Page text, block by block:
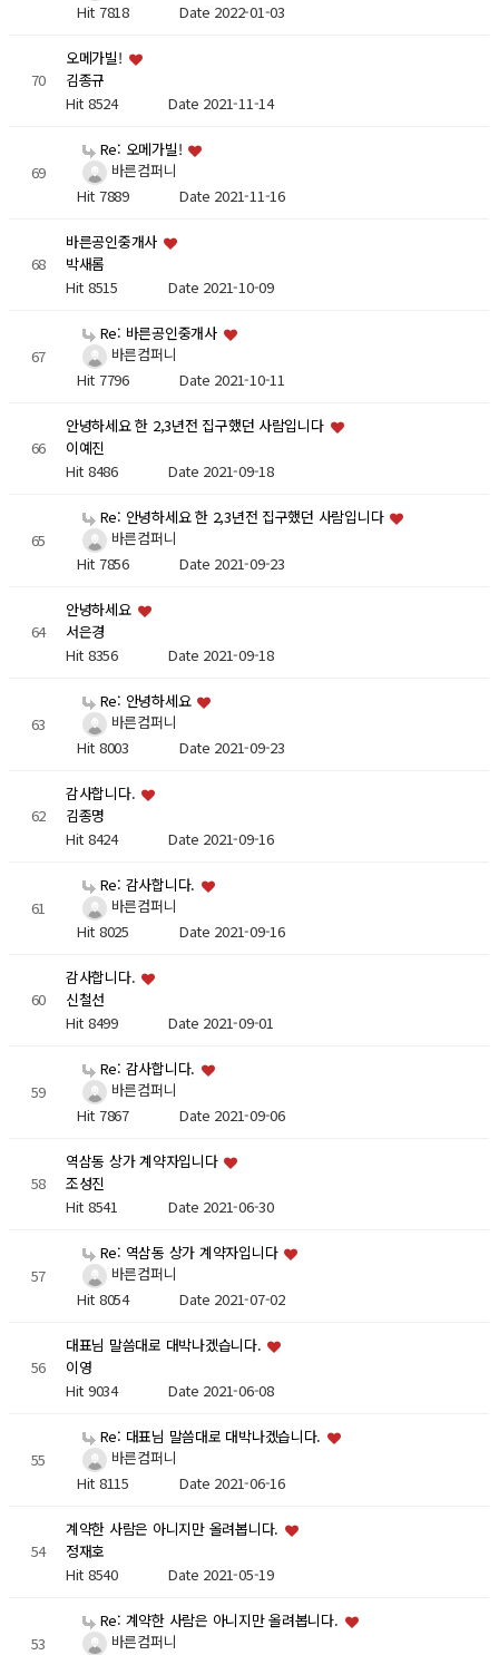
Hit 7818 Date 2022-01-03
70
오메가빌!
김종규
Hit 8524 Date 2021-11-14
69
Re: 오메가빌!
바른컴퍼니
Hit 7889 Date 2021-11-16
68
바른공인중개사
박새롬
Hit 8515 Date 2021-10-09
67
Re: 바른공인중개사
바른컴퍼니
Hit 7796 Date 2021-10-11
66
안녕하세요 한 2,3년전 집구했던 사람입니다
이예진
Hit 8486 Date 2021-09-18
65
Re: 안녕하세요 한 2,3년전 집구했던 사람입니다
바른컴퍼니
Hit 7856 Date 2021-09-23
64
안녕하세요
서은경
Hit 8356 Date 2021-09-18
63
Re: 안녕하세요
바른컴퍼니
Hit 8003 Date 2021-09-23
62
감사합니다.
김종명
Hit 8424 Date 2021-09-16
61
Re: 감사합니다.
바른컴퍼니
Hit 8025 Date 2021-09-16
60
감사합니다.
신철선
Hit 8499 Date 2021-09-01
59
Re: 감사합니다.
바른컴퍼니
Hit 7867 Date 2021-09-06
58
역삼동 상가 계약자입니다
조성진
Hit 8541 Date 2021-06-30
57
Re: 역삼동 상가 계약자입니다
바른컴퍼니
Hit 8054 Date 2021-07-02
56
대표님 말씀대로 대박나겠습니다.
이영
Hit 9034 Date 2021-06-08
55
Re: 대표님 말씀대로 대박나겠습니다.
바른컴퍼니
Hit 8115 Date 2021-06-16
54
계약한 사람은 아니지만 올려봅니다.
정재호
Hit 8540 Date 2021-05-19
53
Re: 계약한 사람은 아니지만 올려봅니다.
바른컴퍼니